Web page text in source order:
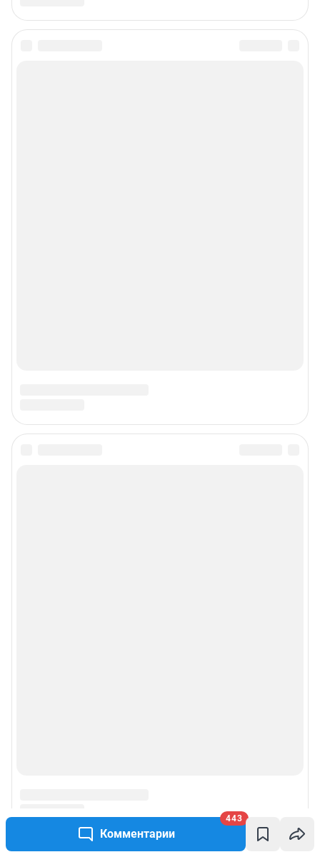
Комментарии
443